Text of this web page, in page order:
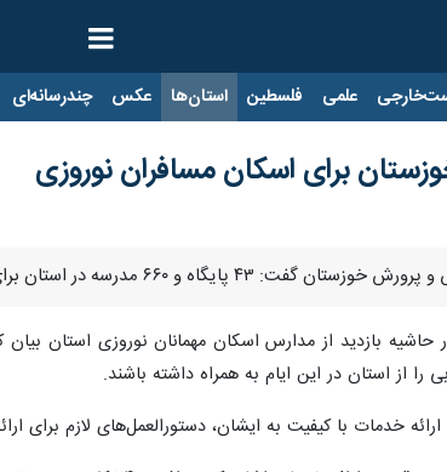
علمی فلسطین استان‌ها عکس چندرسانه‌ای